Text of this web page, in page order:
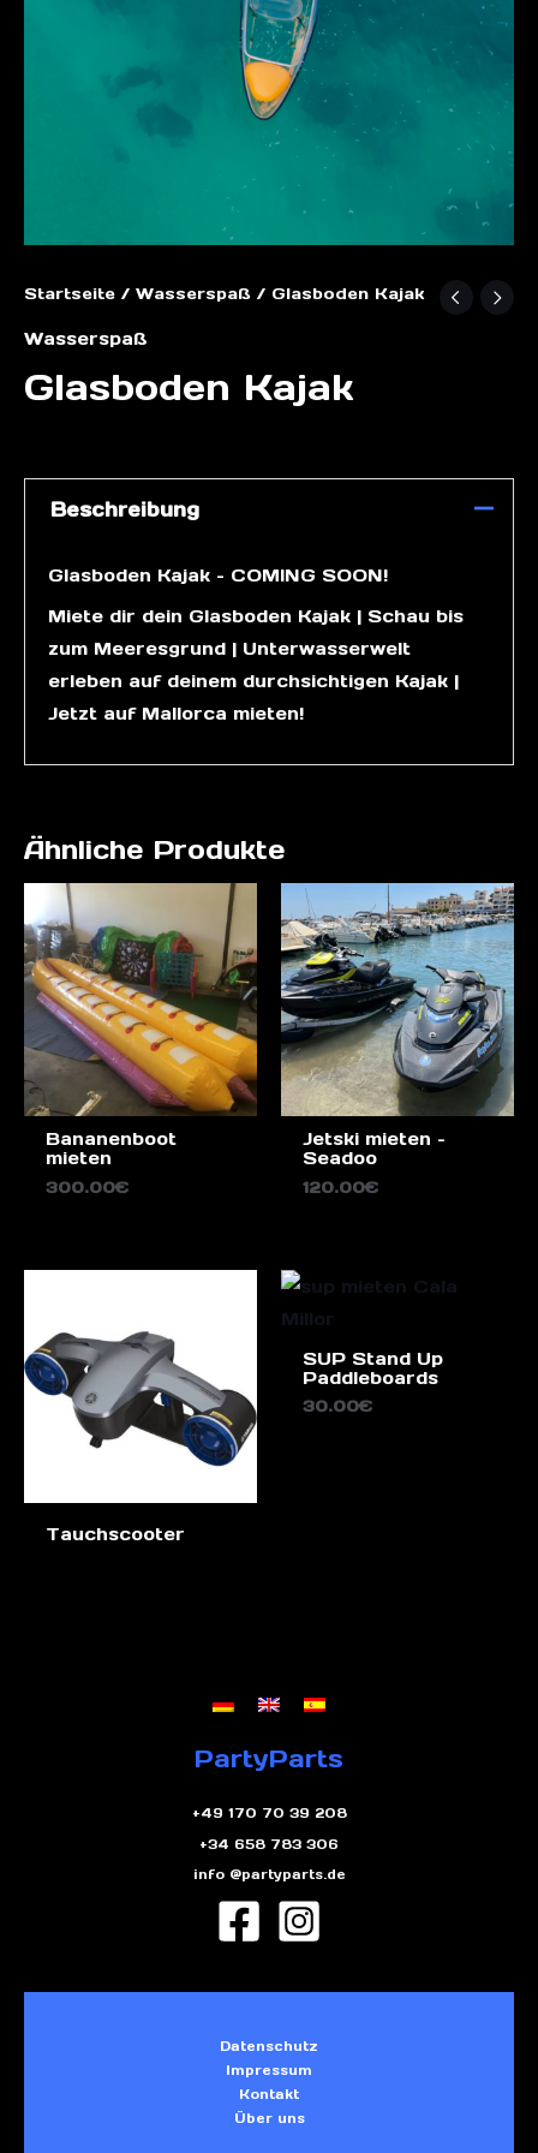
Startseite / Wasserspaß / Glasboden Kajak
Wasserspaß
Glasboden Kajak
Beschreibung
Glasboden Kajak – COMING SOON!
Miete dir dein Glasboden Kajak | Schau bis
zum Meeresgrund | Unterwasserwelt
erleben auf deinem durchsichtigen Kajak |
Jetzt auf Mallorca mieten!
Ähnliche Produkte
Bananenboot
mieten
300.00€
Jetski mieten –
Seadoo
120.00€
Tauchscooter
SUP Stand Up
Paddleboards
30.00€
PartyParts
+49 170 70 39 208
+34 658 783 306
info @partyparts.de
Datenschutz
Impressum
Kontakt
Über uns